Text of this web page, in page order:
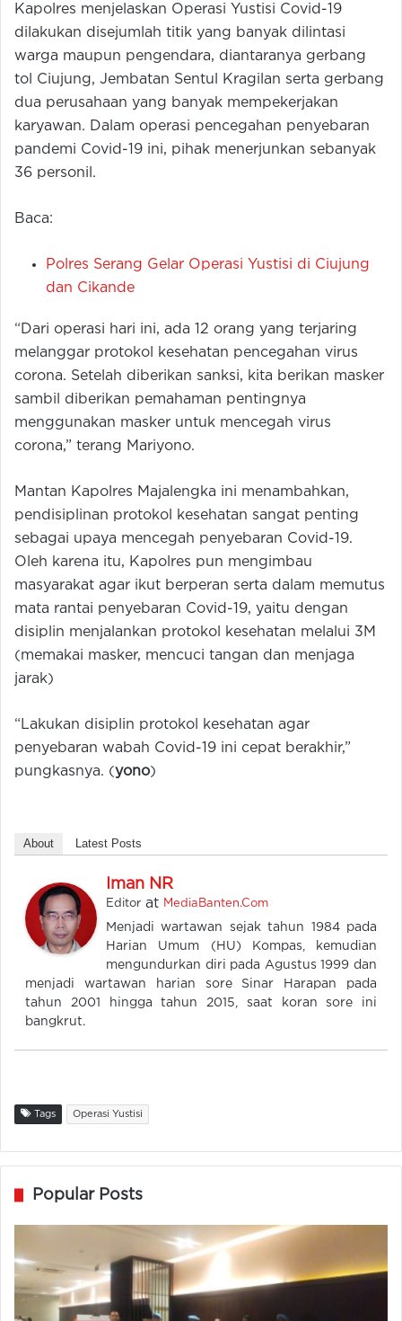
Kapolres menjelaskan Operasi Yustisi Covid-19
dilakukan disejumlah titik yang banyak dilintasi
warga maupun pengendara, diantaranya gerbang
tol Ciujung, Jembatan Sentul Kragilan serta gerbang
dua perusahaan yang banyak mempekerjakan
karyawan. Dalam operasi pencegahan penyebaran
pandemi Covid-19 ini, pihak menerjunkan sebanyak
36 personil.
Baca:
Polres Serang Gelar Operasi Yustisi di Ciujung
dan Cikande
“Dari operasi hari ini, ada 12 orang yang terjaring
melanggar protokol kesehatan pencegahan virus
corona. Setelah diberikan sanksi, kita berikan masker
sambil diberikan pemahaman pentingnya
menggunakan masker untuk mencegah virus
corona,” terang Mariyono.
Mantan Kapolres Majalengka ini menambahkan,
pendisiplinan protokol kesehatan sangat penting
sebagai upaya mencegah penyebaran Covid-19.
Oleh karena itu, Kapolres pun mengimbau
masyarakat agar ikut berperan serta dalam memutus
mata rantai penyebaran Covid-19, yaitu dengan
disiplin menjalankan protokol kesehatan melalui 3M
(memakai masker, mencuci tangan dan menjaga
jarak)
“Lakukan disiplin protokol kesehatan agar
penyebaran wabah Covid-19 ini cepat berakhir,”
pungkasnya. (yono)
About Latest Posts
Iman NR
Editor at MediaBanten.Com
Menjadi wartawan sejak tahun 1984 pada
Harian Umum (HU) Kompas, kemudian
mengundurkan diri pada Agustus 1999 dan
menjadi wartawan harian sore Sinar Harapan pada
tahun 2001 hingga tahun 2015, saat koran sore ini
bangkrut.
Tags Operasi Yustisi
Popular Posts